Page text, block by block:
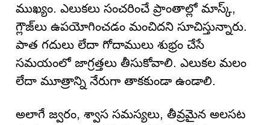
ముఖ్యం. ఎలుకలు సంచరించే ప్రాంతాల్లో మాస్క్,
గ్లౌజ్‌లు ఉపయోగించడం మంచిదని సూచిస్తున్నారు.
పాత గదులు లేదా గోదాములు శుభ్రం చేసే
సమయంలో జాగ్రత్తలు తీసుకోవాలి. ఎలుకల మలం
లేదా మూత్రాన్ని నేరుగా తాకకుండా ఉండాలి.
అలాగే జ్వరం, శ్వాస సమస్యలు, తీవ్రమైన అలసట